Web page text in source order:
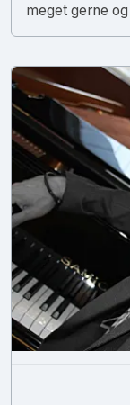
meget gerne